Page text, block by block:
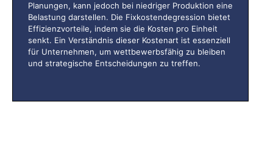
Planungen, kann jedoch bei niedriger Produktion eine
Belastung darstellen. Die Fixkostendegression bietet
Effizienzvorteile, indem sie die Kosten pro Einheit
senkt. Ein Verständnis dieser Kostenart ist essenziell
für Unternehmen, um wettbewerbsfähig zu bleiben
und strategische Entscheidungen zu treffen.